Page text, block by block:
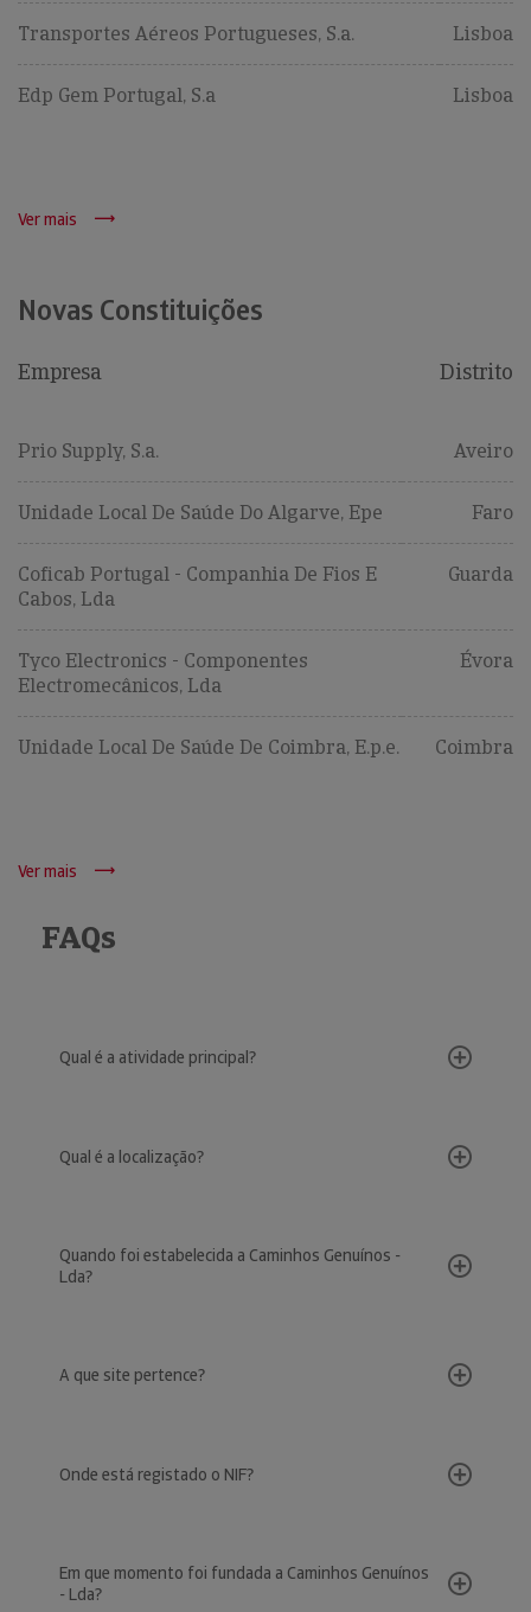
Transportes Aéreos Portugueses, S.a. Lisboa
Edp Gem Portugal, S.a Lisboa
Ver mais
Novas Constituições
Empresa Distrito
Prio Supply, S.a. Aveiro
Unidade Local De Saúde Do Algarve, Epe Faro
Coficab Portugal - Companhia De Fios E
Cabos, Lda
Guarda
Tyco Electronics - Componentes
Electromecânicos, Lda
Évora
Unidade Local De Saúde De Coimbra, E.p.e. Coimbra
Ver mais
FAQs
Qual é a atividade principal?
Qual é a localização?
Quando foi estabelecida a Caminhos Genuínos -
Lda?
A que site pertence?
Onde está registado o NIF?
Em que momento foi fundada a Caminhos Genuínos
- Lda?